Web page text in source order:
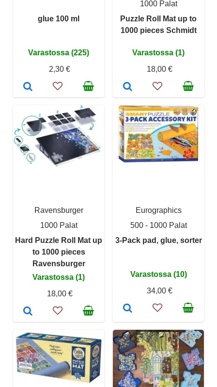
glue 100 ml
Varastossa (225)
2,30 €
1000 Palat
Puzzle Roll Mat up to
1000 pieces Schmidt
Varastossa (1)
18,00 €
Ravensburger
1000 Palat
Hard Puzzle Roll Mat up
to 1000 pieces
Ravensburger
Varastossa (1)
18,00 €
Eurographics
500 - 1000 Palat
3-Pack pad, glue, sorter
Varastossa (10)
34,00 €